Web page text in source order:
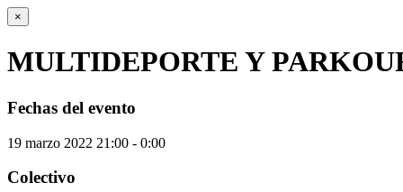
×
MULTIDEPORTE Y
Fechas del evento
19 marzo 2022 21:00 - 0:00
Colectivo